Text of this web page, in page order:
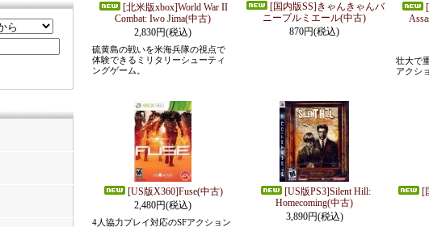
[北米版xbox]World War II
Combat: Iwo Jima(中古)
2,830円(税込)
硫黄島の戦いを米海兵隊の視点で
体験できるミリタリーシューティ
ングゲーム。
[国内版SS]きゃんきゃんバ
ニープルミエール(中古)
870円(税込)
壮大で
アクシ
[US版X360]Fuse(中古)
2,480円(税込)
4人協力プレイ対応のSFアクション
[US版PS3]Silent Hill:
Homecoming(中古)
3,890円(税込)
[